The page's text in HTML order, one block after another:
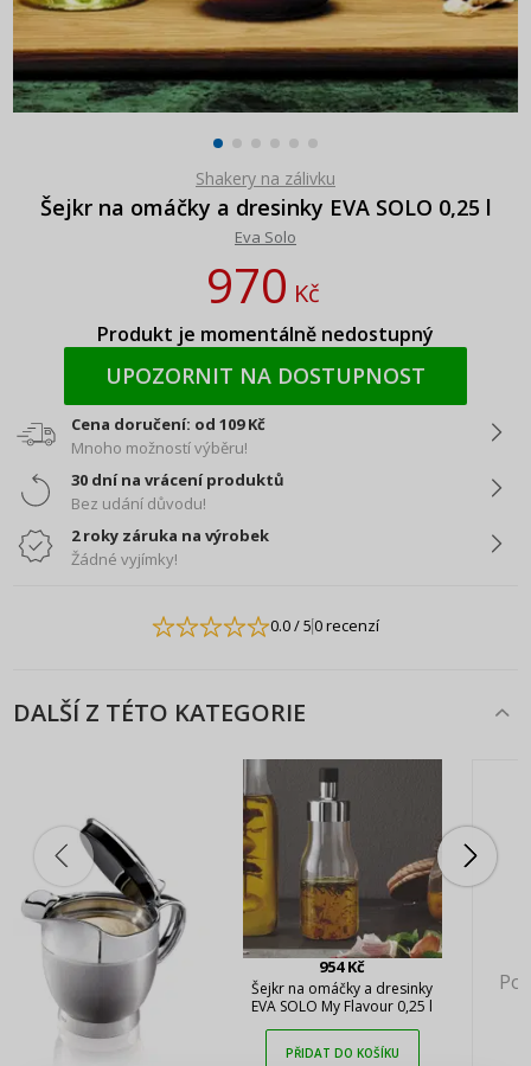
Shakery na zálivku
Šejkr na omáčky a dresinky EVA SOLO 0,25 l
Eva Solo
970Kč
Produkt je momentálně nedostupný
UPOZORNIT NA DOSTUPNOST
Cena doručení: od 109 Kč
Mnoho možností výběru!
30 dní na vrácení produktů
Bez udání důvodu!
2 roky záruka na výrobek
Žádné vyjímky!
0.0/ 50 recenzí
DALŠÍ Z TÉTO KATEGORIE
954 Kč
Šejkr na omáčky a dresinky
EVA SOLO My Flavour 0,25 l
PŘIDAT DO KOŠÍKU